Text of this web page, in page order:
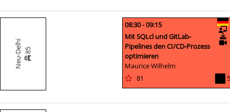
Neu-Delhi 85
08:30 - 09:15
Mit SQLcl und GitLab-
Pipelines den CI/CD-Prozess
optimieren
Maurice Wilhelm
81
5